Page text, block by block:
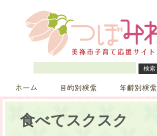
ホーム 目的別検索 年齢別検索
食べてスクスク